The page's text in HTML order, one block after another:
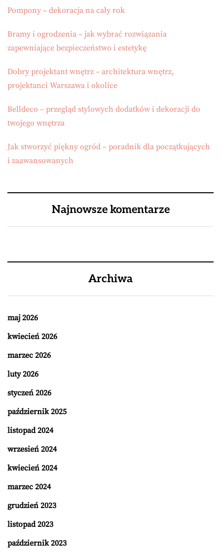
Pompony – dekoracja na cały rok
Bramy i ogrodzenia – jak wybrać rozwiązania
zapewniające bezpieczeństwo i estetykę
Dobry projektant wnętrz – architektura wnętrz,
projektanci Warszawa i okolice
Belldeco – przegląd stylowych dodatków i dekoracji do
twojego wnętrza
Jak stworzyć piękny ogród – poradnik dla początkujących
i zaawansowanych
Najnowsze komentarze
Archiwa
maj 2026
kwiecień 2026
marzec 2026
luty 2026
styczeń 2026
październik 2025
listopad 2024
wrzesień 2024
kwiecień 2024
marzec 2024
grudzień 2023
listopad 2023
październik 2023